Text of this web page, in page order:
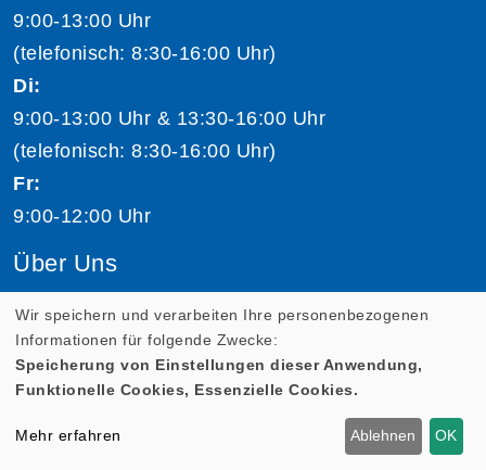
9:00-13:00 Uhr
(telefonisch: 8:30-16:00 Uhr)
Di:
9:00-13:00 Uhr & 13:30-16:00 Uhr
(telefonisch: 8:30-16:00 Uhr)
Fr:
9:00-12:00 Uhr
Über Uns
Team Volkshochschule Salzburg
Jobs
Kursleiter:in werden
Wir speichern und verarbeiten Ihre personenbezogenen
Informationen für folgende Zwecke:
Speicherung von Einstellungen dieser Anwendung,
Funktionelle Cookies, Essenzielle Cookies.
Mehr erfahren Ablehnen OK